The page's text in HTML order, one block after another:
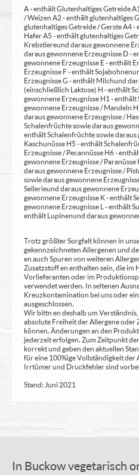
A - enthält Glutenhaltiges Getreide
/ Weizen A2 - enthält glutenhaltiges
glutenhaltiges Getreide / Gerste A4
Hafer A5 - enthält glutenhaltiges
Krebstiere und daraus gewonnene
daraus gewonnene Erzeugnisse D -
gewonnene Erzeugnisse E - enthält
Erzeugnisse F - enthält Sojabohnen
Erzeugnisse G - enthält Milch und
(einschließlich Laktose) H - enthält
gewonnene Erzeugnisse H1 -
gewonnene Erzeugnisse / Mandeln
daraus gewonnene Erzeugnisse /
Schalenfrüchte sowie daraus
enthält Schalenfrüchte sowie daraus
Kaschunüsse H5 - enthält
Erzeugnisse / Pecannüsse H6 -
gewonnene Erzeugnisse /
daraus gewonnene Erzeugnisse /
sowie daraus gewonnene
Sellerie und daraus gewonnene
gewonnene Erzeugnisse K - enthält
gewonnene Erzeugnisse L - enthält
enthält Lupinen und daraus
Trotz größter Sorgfalt können in
gekennzeichneten Allergenen und
en auch Spuren von weiteren
Zusatzstoff en enthalten sein, die im
Vorlieferanten oder im
verwendet werden. In seltenen
Kreuzkontamination bei uns oder
ausgeschlossen.
Wir bittn en deshalb um
absolute Freiheit der Allergene oder
können. Änderungen an den
jederzeit erfolgen. Zum Zeitpunkt
korrekt und geben den aktuellen
für eine 100%ige Vollständigkeit der
Irrtümer und Druckfehler sind
Stand: Juni 2021
In Buckow vegetarisch